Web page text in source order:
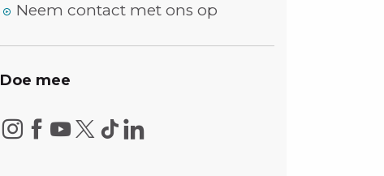
Neem contact met ons op
Doe mee